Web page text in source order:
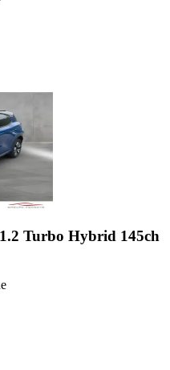
Turbo Hybrid 145ch